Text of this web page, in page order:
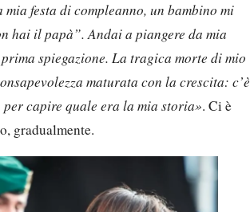
mia festa di compleanno, un bambino mi
hai il papà”. Andai a piangere da mia
spiegazione. La tragica morte di mio
maturata con la crescita: c’è
capire quale era la mia storia». Ci è
gradualmente.